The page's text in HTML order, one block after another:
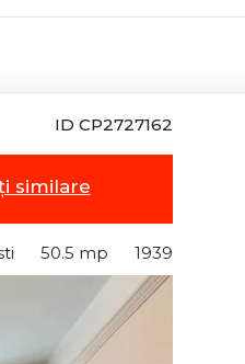
ID CP2727162
similare
50.5 mp 1939